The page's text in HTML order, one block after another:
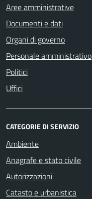
Aree amministrative
Documenti e dati
Organi di governo
Personale amministrativo
Politici
Uffici
CATEGORIE DI SERVIZIO
Ambiente
Anagrafe e stato civile
Autorizzazioni
Catasto e urbanistica